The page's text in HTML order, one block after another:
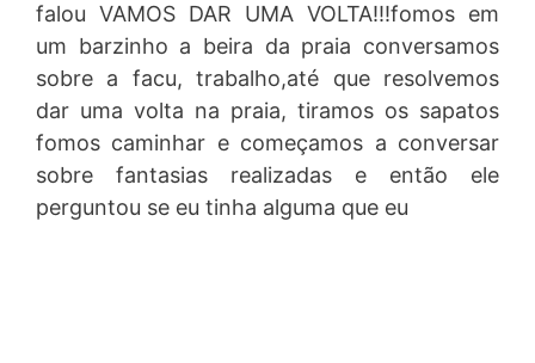
falou VAMOS DAR UMA VOLTA!!!fomos em
um barzinho a beira da praia conversamos
sobre a facu, trabalho,até que resolvemos
dar uma volta na praia, tiramos os sapatos
fomos caminhar e começamos a conversar
sobre fantasias realizadas e então ele
perguntou se eu tinha alguma que eu